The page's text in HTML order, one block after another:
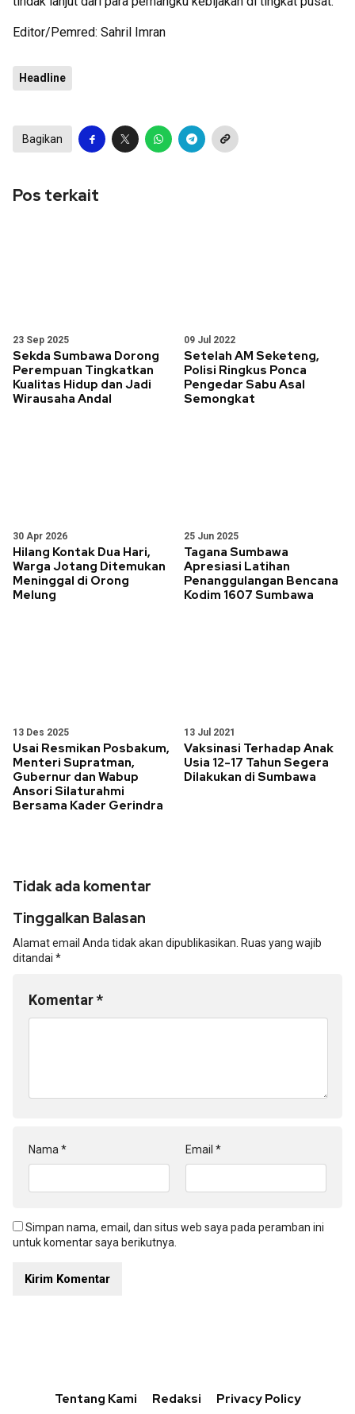
Editor/Pemred: Sahril Imran
Headline
Bagikan
Pos terkait
23 Sep 2025
Sekda Sumbawa Dorong
Perempuan Tingkatkan
Kualitas Hidup dan Jadi
Wirausaha Andal
09 Jul 2022
Setelah AM Seketeng,
Polisi Ringkus Ponca
Pengedar Sabu Asal
Semongkat
30 Apr 2026
Hilang Kontak Dua Hari,
Warga Jotang Ditemukan
Meninggal di Orong
Melung
25 Jun 2025
Tagana Sumbawa
Apresiasi Latihan
Penanggulangan Bencana
Kodim 1607 Sumbawa
13 Des 2025
Usai Resmikan Posbakum,
Menteri Supratman,
Gubernur dan Wabup
Ansori Silaturahmi
Bersama Kader Gerindra
13 Jul 2021
Vaksinasi Terhadap Anak
Usia 12-17 Tahun Segera
Dilakukan di Sumbawa
Tidak ada komentar
Tinggalkan Balasan
Alamat email Anda tidak akan dipublikasikan. Ruas yang wajib
ditandai *
Komentar*
Nama * Email *
Simpan nama, email, dan situs web saya pada peramban ini
untuk komentar saya berikutnya.
Tentang Kami Redaksi Privacy Policy